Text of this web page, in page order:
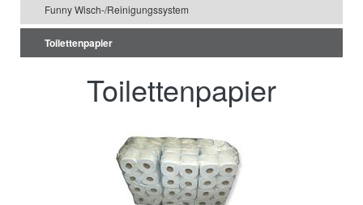
Funny Wisch-/Reinigungssystem
Toilettenpapier
Toilettenpapier